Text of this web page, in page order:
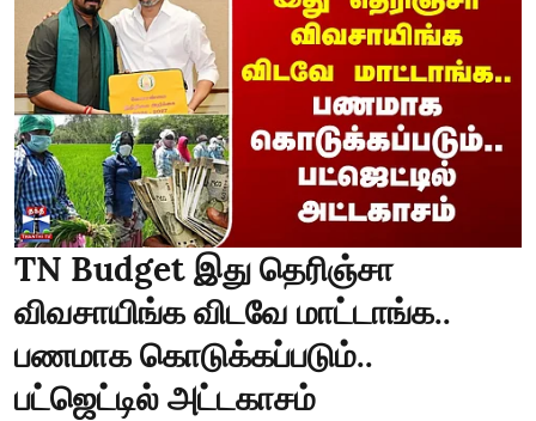
TN Budget இது தெரிஞ்சா
விவசாயிங்க விடவே மாட்டாங்க..
பணமாக கொடுக்கப்படும்..
பட்ஜெட்டில் அட்டகாசம்